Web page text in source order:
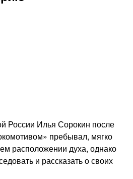
России Илья Сорокин после
пребывал, мягко
расположении духа, однако
и рассказать о своих